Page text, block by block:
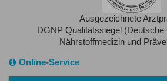
Ausgezeichnete
DGNP Qualitätssiegel
Nährstoffmedizin und
Online-Service